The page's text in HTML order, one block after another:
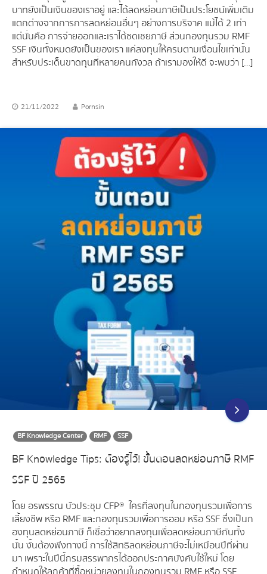
บาทยังเป็นเงินของเราอยู่ และได้ลดหย่อนภาษีเป็นประโยชน์เพิ่มเติม
แตกต่างจากการการลดหย่อนอื่นๆ อย่างการบริจาค แม้ได้ 2 เท่า
แต่นั่นคือ การจ่ายออกและเราได้ชดเชยภาษี ส่วนกองทุนรวม RMF
SSF เงินทั้งหมดยังเป็นของเรา แค่ลงทุนให้ครบตามเงื่อนไขเท่านั้น
สำหรับประเด็นขาดทุนที่หลายคนกังวล ถ้าเรามองให้ดี จะพบว่า […]
21/11/2022 Pornsin
BF Knowledge Center RMF SSF
BF Knowledge Tips: ต้องรู้ไว้! ขั้นตอนลดหย่อนภาษี RMF
SSF ปี 2565
โดย อรพรรณ บัวประชุม CFP® ใครที่ลงทุนในกองทุนรวมเพื่อการ
เลี้ยงชีพ หรือ RMF และกองทุนรวมเพื่อการออม หรือ SSF ซึ่งเป็นก
องทุนลดหย่อนภาษี ก็เชื่อว่าอยากลงทุนเพื่อลดหย่อนภาษีกันทั้ง
นั้น งั้นต้องฟังทางนี้ การใช้สิทธิลดหย่อนภาษีจะไม่เหมือนปีที่ผ่าน
มา เพราะในปีนี้กรมสรรพากรได้ออกประกาศบังคับใช้ใหม่ โดย